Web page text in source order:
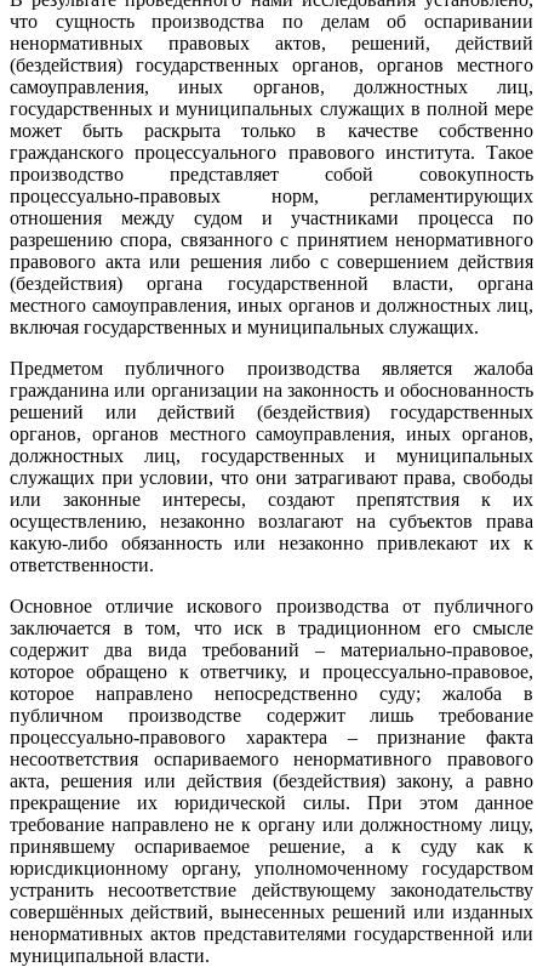
что сущность производства по делам об оспаривании
ненормативных правовых актов, решений, действий
(бездействия) государственных органов, органов местного
самоуправления, иных органов, должностных лиц,
государственных и муниципальных служащих в полной мере
может быть раскрыта только в качестве собственно
гражданского процессуального правового института. Такое
производство представляет собой совокупность
процессуально-правовых норм, регламентирующих
отношения между судом и участниками процесса по
разрешению спора, связанного с принятием ненормативного
правового акта или решения либо с совершением действия
(бездействия) органа государственной власти, органа
местного самоуправления, иных органов и должностных лиц,
включая государственных и муниципальных служащих.
Предметом публичного производства является жалоба
гражданина или организации на законность и обоснованность
решений или действий (бездействия) государственных
органов, органов местного самоуправления, иных органов,
должностных лиц, государственных и муниципальных
служащих при условии, что они затрагивают права, свободы
или законные интересы, создают препятствия к их
осуществлению, незаконно возлагают на субъектов права
какую-либо обязанность или незаконно привлекают их к
ответственности.
Основное отличие искового производства от публичного
заключается в том, что иск в традиционном его смысле
содержит два вида требований – материально-правовое,
которое обращено к ответчику, и процессуально-правовое,
которое направлено непосредственно суду; жалоба в
публичном производстве содержит лишь требование
процессуально-правового характера – признание факта
несоответствия оспариваемого ненормативного правового
акта, решения или действия (бездействия) закону, а равно
прекращение их юридической силы. При этом данное
требование направлено не к органу или должностному лицу,
принявшему оспариваемое решение, а к суду как к
юрисдикционному органу, уполномоченному государством
устранить несоответствие действующему законодательству
совершённых действий, вынесенных решений или изданных
ненормативных актов представителями государственной или
муниципальной власти.